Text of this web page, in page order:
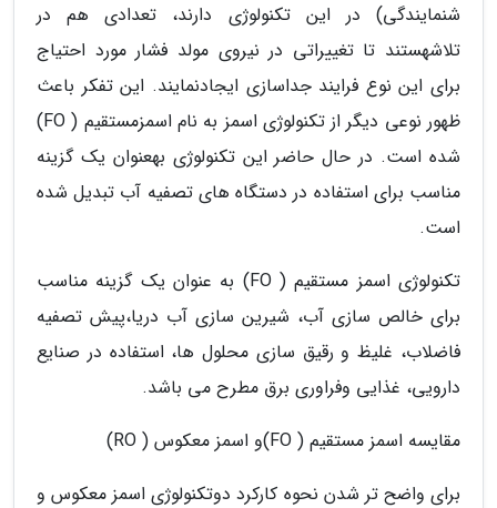
شنمایندگی) در این تکنولوژی دارند، تعدادی هم در
تلاشهستند تا تغییراتی در نیروی مولد فشار مورد احتیاج
برای این نوع فرایند جداسازی ایجادنمایند. این تفکر باعث
ظهور نوعی دیگر از تکنولوژی اسمز به نام اسمزمستقیم ( FO)
شده است. در حال حاضر این تکنولوژی بهعنوان یک گزینه
مناسب برای استفاده در دستگاه های تصفیه آب تبدیل شده
است.
تکنولوژی اسمز مستقیم ( FO) به عنوان یک گزینه مناسب
برای خالص سازی آب، شیرین سازی آب دریا،پیش تصفیه
فاضلاب، غلیظ و رقیق سازی محلول ها، استفاده در صنایع
دارویی، غذایی وفراوری برق مطرح می باشد.
مقایسه اسمز مستقیم ( FO)و اسمز معکوس ( RO)
برای واضح تر شدن نحوه کارکرد دوتکنولوژی اسمز معکوس و